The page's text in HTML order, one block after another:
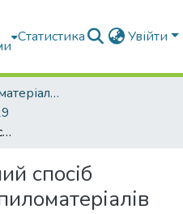
Статистика Увійти
Конференції та матеріали конференцій
Акустико-емісійний спосіб контролю якості пиломатеріалів
спосіб